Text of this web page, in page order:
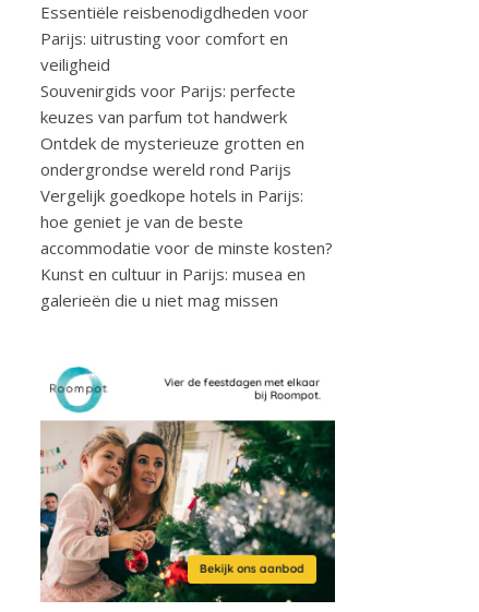
Essentiële reisbenodigdheden voor
Parijs: uitrusting voor comfort en
veiligheid
Souvenirgids voor Parijs: perfecte
keuzes van parfum tot handwerk
Ontdek de mysterieuze grotten en
ondergrondse wereld rond Parijs
Vergelijk goedkope hotels in Parijs:
hoe geniet je van de beste
accommodatie voor de minste kosten?
Kunst en cultuur in Parijs: musea en
galerieën die u niet mag missen